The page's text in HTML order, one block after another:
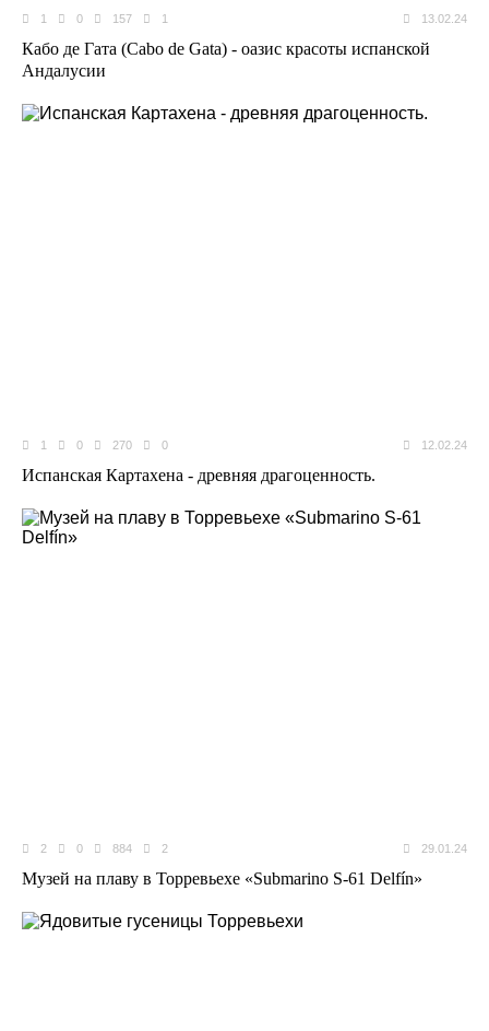
1 0 157 1 13.02.24
Кабо де Гата (Cabo de Gata) - оазис красоты испанской
Андалусии
1 0 270 0 12.02.24
Испанская Картахена - древняя драгоценность.
2 0 884 2 29.01.24
Музей на плаву в Торревьехе «Submarino S-61 Delfín»